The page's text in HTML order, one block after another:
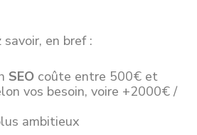
en bref :
SEO coûte entre 500€ et
vos besoin, voire +2000€ /
ambitieux